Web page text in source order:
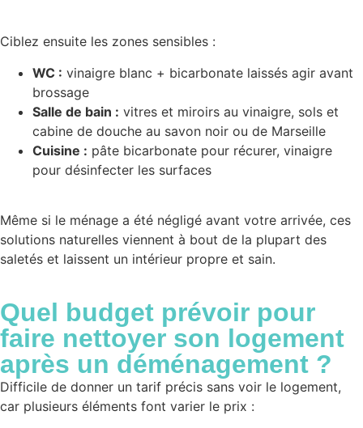
Ciblez ensuite les zones sensibles :
WC : vinaigre blanc + bicarbonate laissés agir avant
brossage
Salle de bain : vitres et miroirs au vinaigre, sols et
cabine de douche au savon noir ou de Marseille
Cuisine : pâte bicarbonate pour récurer, vinaigre
pour désinfecter les surfaces
Même si le ménage a été négligé avant votre arrivée, ces
solutions naturelles viennent à bout de la plupart des
saletés et laissent un intérieur propre et sain.
Quel budget prévoir pour
faire nettoyer son logement
après un déménagement ?
Difficile de donner un tarif précis sans voir le logement,
car plusieurs éléments font varier le prix :